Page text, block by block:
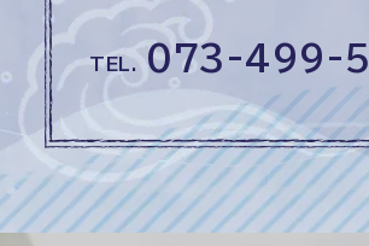
TEL. 073-499-